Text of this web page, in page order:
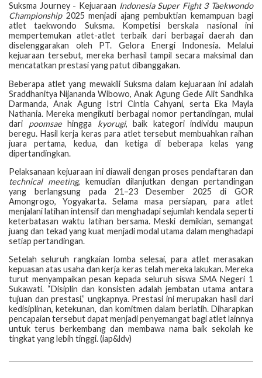
Suksma Journey - Kejuaraan Indonesia Super Fight 3 Taekwondo
Championship 2025 menjadi ajang pembuktian kemampuan bagi
atlet taekwondo Suksma. Kompetisi berskala nasional ini
mempertemukan atlet-atlet terbaik dari berbagai daerah dan
diselenggarakan oleh PT. Gelora Energi Indonesia. Melalui
kejuaraan tersebut, mereka berhasil tampil secara maksimal dan
mencatatkan prestasi yang patut dibanggakan.
Beberapa atlet yang mewakili Suksma dalam kejuaraan ini adalah
Sraddhanitya Nijananda Wibowo, Anak Agung Gede Alit Sandhika
Darmanda, Anak Agung Istri Cintia Cahyani, serta Eka Mayla
Nathania. Mereka mengikuti berbagai nomor pertandingan, mulai
dari poomsaehingga kyorugi, baik kategori individu maupun
beregu. Hasil kerja keras para atlet tersebut membuahkan raihan
juara pertama, kedua, dan ketiga di beberapa kelas yang
dipertandingkan.
Pelaksanaan kejuaraan ini diawali dengan proses pendaftaran dan
technical meeting, kemudian dilanjutkan dengan pertandingan
yang berlangsung pada 21–23 Desember 2025 di GOR
Amongrogo, Yogyakarta. Selama masa persiapan, para atlet
menjalani latihan intensif dan menghadapi sejumlah kendala seperti
keterbatasan waktu latihan bersama. Meski demikian, semangat
juang dan tekad yang kuat menjadi modal utama dalam menghadapi
setiap pertandingan.
Setelah seluruh rangkaian lomba selesai, para atlet merasakan
kepuasan atas usaha dan kerja keras telah mereka lakukan. Mereka
turut menyampaikan pesan kepada seluruh siswa SMA Negeri 1
Sukawati. “Disiplin dan konsisten adalah jembatan utama antara
tujuan dan prestasi,” ungkapnya. Prestasi ini merupakan hasil dari
kedisiplinan, ketekunan, dan komitmen dalam berlatih. Diharapkan
pencapaian tersebut dapat menjadi penyemangat bagi atlet lainnya
untuk terus berkembang dan membawa nama baik sekolah ke
tingkat yang lebih tinggi. (iap&ldv)